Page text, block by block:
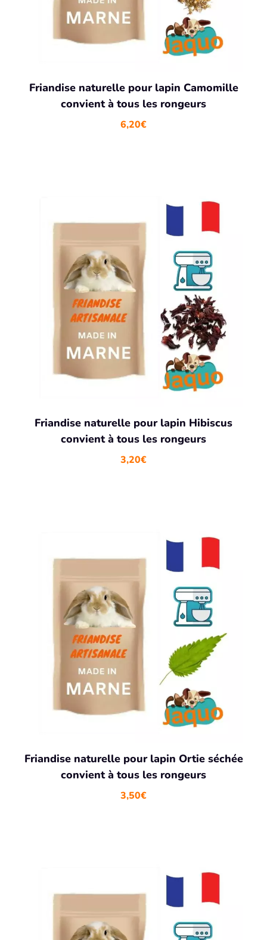
Friandise naturelle pour lapin Camomille
convient à tous les rongeurs
6,20€
Friandise naturelle pour lapin Hibiscus
convient à tous les rongeurs
3,20€
Friandise naturelle pour lapin Ortie séchée
convient à tous les rongeurs
3,50€